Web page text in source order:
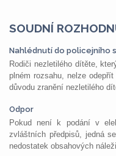
SOUDNÍ
Nahlédnutí do policejního
Rodiči nezletilého dítěte,
plném rozsahu, nelze
důvodu zranění nezletilého
Odpor
Pokud není k podání v
zvláštních předpisů, jedná
nedostatek obsahových